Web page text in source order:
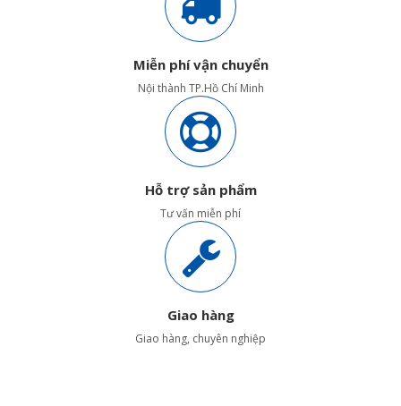
Miễn phí vận chuyển
Nội thành TP.Hồ Chí Minh
Hỗ trợ sản phẩm
Tư vấn miễn phí
Giao hàng
Giao hàng, chuyên nghiệp